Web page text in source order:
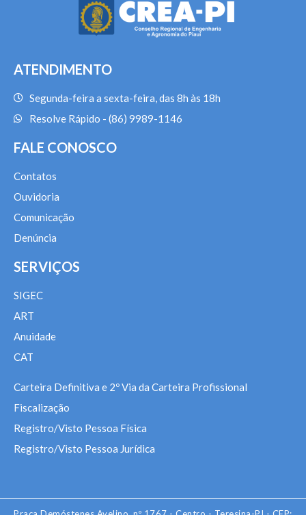
ATENDIMENTO
Segunda-feira a sexta-feira, das 8h às 18h
Resolve Rápido - (86) 9989-1146
FALE CONOSCO
Contatos
Ouvidoria
Comunicação
Denúncia
SERVIÇOS
SIGEC
ART
Anuidade
CAT
Carteira Definitiva e 2º Via da Carteira Profissional
Fiscalização
Registro/Visto Pessoa Física
Registro/Visto Pessoa Jurídica